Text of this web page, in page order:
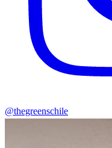
@thegreenschile